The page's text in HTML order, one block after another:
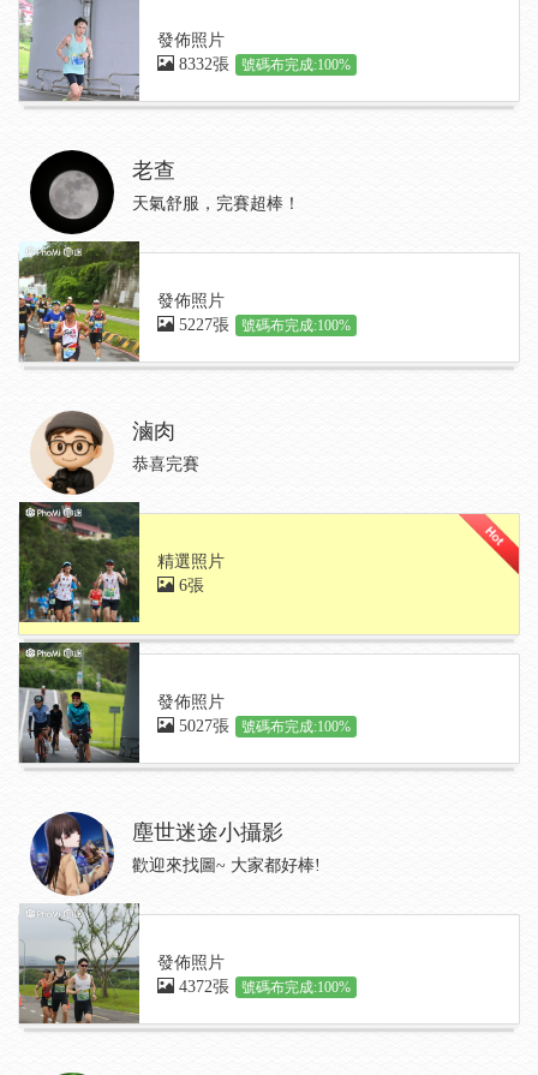
發佈照片
8332張
號碼布完成:100%
老查
天氣舒服，完賽超棒！
發佈照片
5227張
號碼布完成:100%
滷肉
恭喜完賽
精選照片
6張
發佈照片
5027張
號碼布完成:100%
塵世迷途小攝影
歡迎來找圖~ 大家都好棒!
發佈照片
4372張
號碼布完成:100%